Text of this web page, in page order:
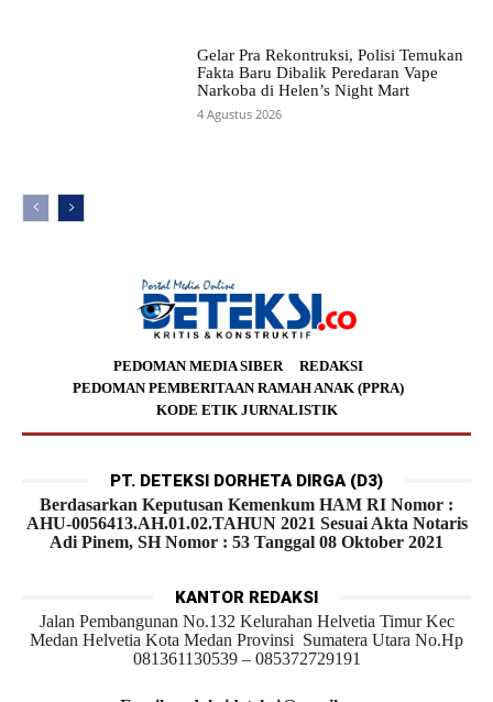
Gelar Pra Rekontruksi, Polisi Temukan
Fakta Baru Dibalik Peredaran Vape
Narkoba di Helen’s Night Mart
4 Agustus 2026
PEDOMAN MEDIA SIBER
REDAKSI
PEDOMAN PEMBERITAAN RAMAH ANAK (PPRA)
KODE ETIK JURNALISTIK
PT. DETEKSI DORHETA DIRGA (D3)
Berdasarkan Keputusan Kemenkum HAM RI Nomor :
AHU-0056413.AH.01.02.TAHUN 2021 Sesuai Akta Notaris
Adi Pinem, SH Nomor : 53 Tanggal 08 Oktober 2021
KANTOR REDAKSI
Jalan Pembangunan No.132 Kelurahan Helvetia Timur Kec
Medan Helvetia Kota Medan Provinsi Sumatera Utara No.Hp
081361130539 – 085372729191